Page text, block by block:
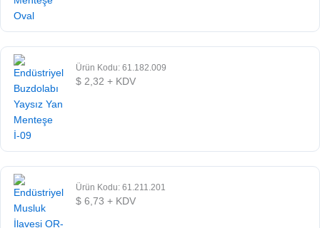
Ürün Kodu: 61.182.009
$ 2,32 + KDV
Ürün Kodu: 61.211.201
$ 6,73 + KDV